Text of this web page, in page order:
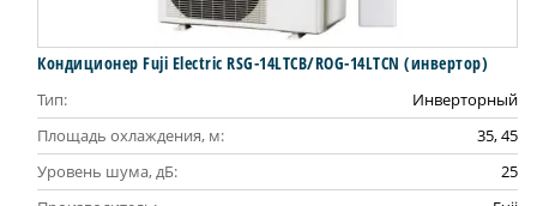
Кондиционер Fuji Electric RSG-14LTCB/ROG-14LTCN (инвертор)
Тип:
Инверторный
Площадь охлаждения, м:
35, 45
Уровень шума, дБ:
25